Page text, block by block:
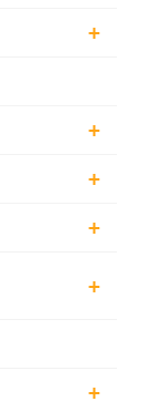
+
+
+
+
+
+